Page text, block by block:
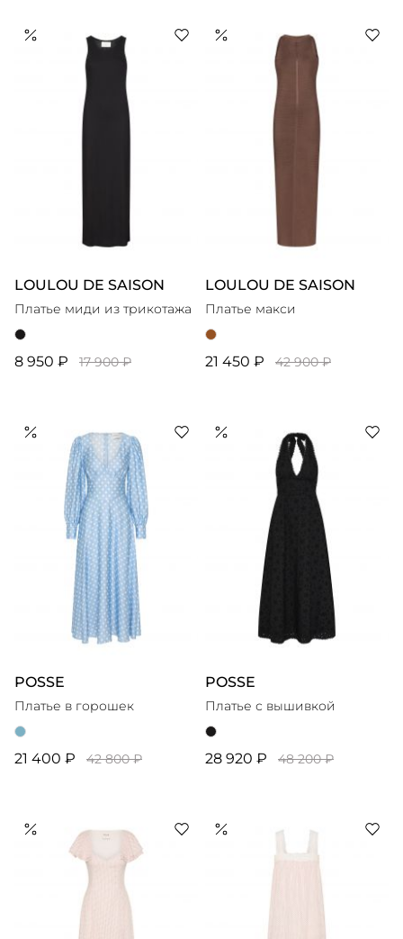
LOULOU DE SAISON
Платье миди из трикотажа
8 950 ₽ 17 900 ₽
LOULOU DE SAISON
Платье макси
21 450 ₽ 42 900 ₽
POSSE
Платье в горошек
21 400 ₽ 42 800 ₽
POSSE
Платье с вышивкой
28 920 ₽ 48 200 ₽